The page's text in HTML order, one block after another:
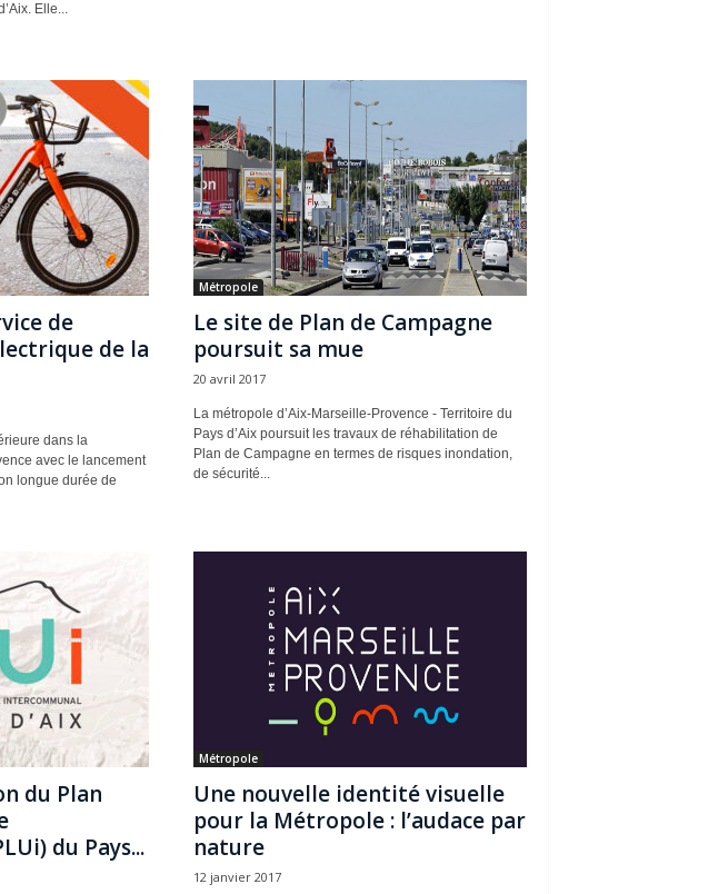
Elle...
de
de la
dans la
avec le lancement
longue durée de
Métropole
Le site de Plan de Campagne
poursuit sa mue
20 avril 2017
La métropole d’Aix-Marseille-Provence - Territoire du
Pays d’Aix poursuit les travaux de réhabilitation de
Plan de Campagne en termes de risques inondation,
de sécurité...
du Plan
du Pays...
Métropole
Une nouvelle identité visuelle
pour la Métropole : l’audace par
nature
12 janvier 2017